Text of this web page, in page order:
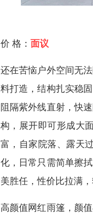
价 格： 面议
还在苦恼户外空间无
料打造，结构扎实稳
阻隔紫外线直射，快
构，展开即可形成大
富，自家院落、露天
化，日常只需简单擦
美胜任，性价比拉满
高颜值网红雨篷，颜